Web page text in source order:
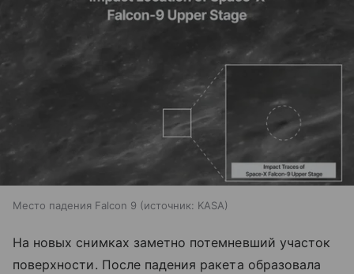
Место падения Falcon 9 источник: KASA
На новых снимках заметно потемневший участок
поверхности. После падения ракета образовала